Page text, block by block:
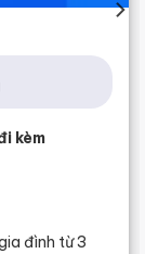
phẩm, Tính
Phù hợp cá